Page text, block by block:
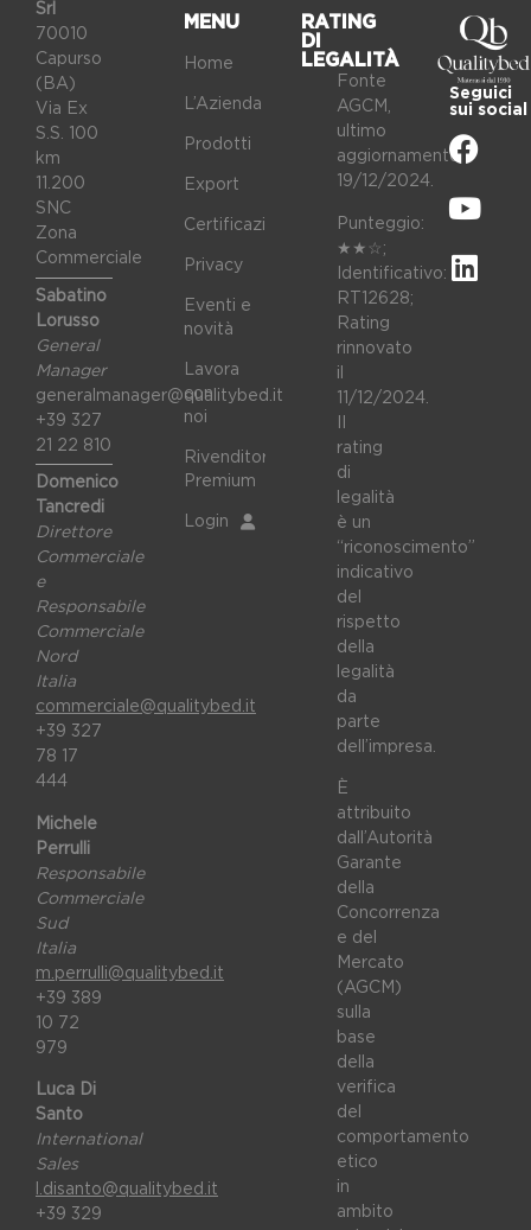
Srl
70010
Capurso
(BA)
Via Ex
S.S. 100
km
11.200
SNC
Zona
Commerciale
Sabatino
Lorusso
General
Manager
generalmanager@qualitybed.it
+39 327
21 22 810
Domenico
Tancredi
Direttore
Commerciale
e
Responsabile
Commerciale
Nord
Italia
commerciale@qualitybed.it
+39 327
78 17
444
Michele
Perrulli
Responsabile
Commerciale
Sud
Italia
m.perrulli@qualitybed.it
+39 389
10 72
979
Luca Di
Santo
International
Sales
l.disanto@qualitybed.it
+39 329
MENU
Home
L’Azienda
Prodotti
Export
Certificazioni
Privacy
Eventi e
novità
Lavora
con
noi
Rivenditori
Premium
Login
RATING
DI
LEGALITÀ
Fonte
AGCM,
ultimo
aggiornamento
19/12/2024.
Punteggio:
★★☆;
Identificativo:
RT12628;
Rating
rinnovato
il
11/12/2024.
rating
di
legalità
è un
“riconoscimento”
indicativo
del
rispetto
della
legalità
da
parte
dell’impresa.
È
attribuito
dall’Autorità
Garante
della
Concorrenza
e del
Mercato
(AGCM)
sulla
base
della
verifica
del
comportamento
etico
in
ambito
Seguici
sui social